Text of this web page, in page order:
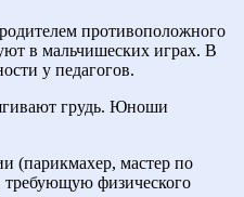
противоположного
в мальчишеских играх. В
у педагогов.
грудь. Юноши
(парикмахер, мастер по
физического